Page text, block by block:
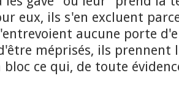
eux, ils s'en excluent
aucune porte
méprisés, ils prennent
ce qui, de toute